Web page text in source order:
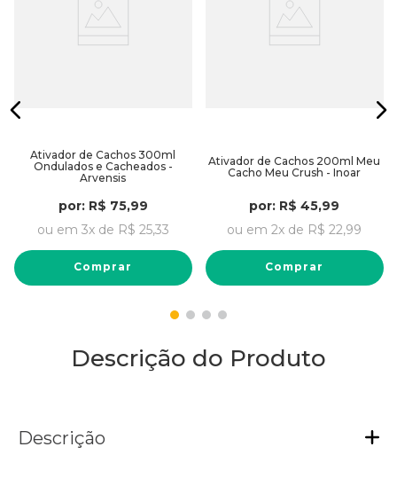
Ativador de Cachos 300ml
Ondulados e Cacheados -
Arvensis
por: R$ 75,99
ou em 3x de R$ 25,33
Comprar
Ativador de Cachos 200ml Meu
Cacho Meu Crush - Inoar
por: R$ 45,99
ou em 2x de R$ 22,99
Comprar
Descrição do Produto
Descrição